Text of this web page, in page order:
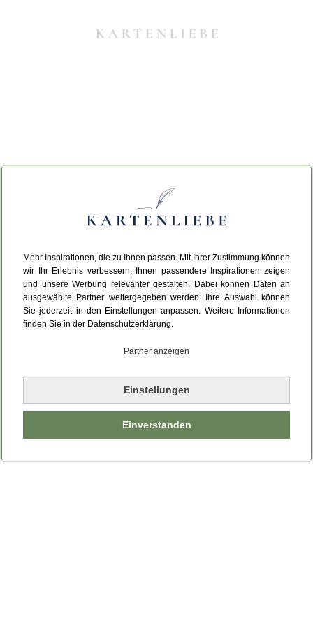
Mehr Inspirationen, die zu Ihnen passen. Mit Ihrer Zustimmung können
wir Ihr Erlebnis verbessern, Ihnen passendere Inspirationen zeigen
und unsere Werbung relevanter gestalten. Dabei können Daten an
ausgewählte Partner weitergegeben werden. Ihre Auswahl können
Sie jederzeit in den Einstellungen anpassen. Weitere Informationen
finden Sie in der Datenschutzerklärung.
Partner anzeigen
Einstellungen
Einverstanden
Da ist etwas schiefgelaufen.
Leider ist ein technischer Fehler aufgetreten.
Bitte laden Sie die Seite neu.